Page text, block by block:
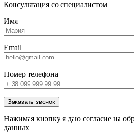
Консультация со специалистом
Имя
Email
Номер телефона
Заказать звонок
Нажимая кнопку я даю согласие на
данных